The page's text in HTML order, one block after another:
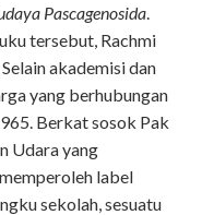
Pascagenosida
tersebut, Rachmi
akademisi dan
yang berhubungan
Berkat sosok Pak
Udara yang
label
sekolah, sesuatu